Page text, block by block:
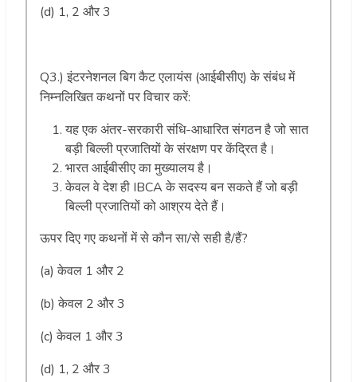
(d) 1, 2 और 3
Q3.) इंटरनेशनल बिग कैट एलायंस (आईबीसीए) के संबंध में
निम्नलिखित कथनों पर विचार करें:
यह एक अंतर-सरकारी संधि-आधारित संगठन है जो सात
बड़ी बिल्ली प्रजातियों के संरक्षण पर केंद्रित है।
भारत आईबीसीए का मुख्यालय है।
केवल वे देश ही IBCA के सदस्य बन सकते हैं जो बड़ी
बिल्ली प्रजातियों को आश्रय देते हैं।
ऊपर दिए गए कथनों में से कौन सा/से सही है/हैं?
(a) केवल 1 और 2
(b) केवल 2 और 3
(c) केवल 1 और 3
(d) 1, 2 और 3